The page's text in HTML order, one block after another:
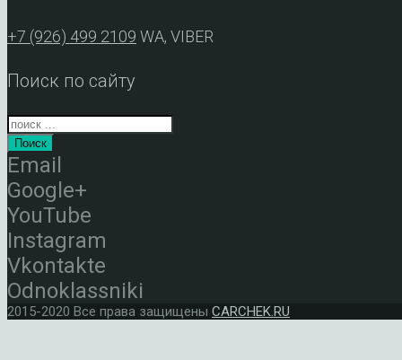
+7 (926) 499 2109 WA, VIBER
Поиск по сайту
Поиск
Email
Google+
YouTube
Instagram
Vkontakte
Odnoklassniki
2015-2020 Все права защищены CARCHEK.RU